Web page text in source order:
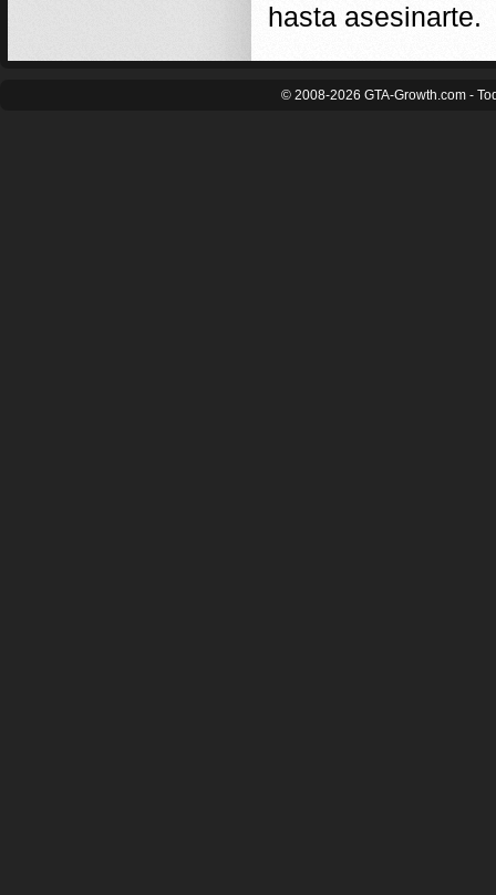
hasta asesinarte.
© 2008-2026 GTA-Growth.com -